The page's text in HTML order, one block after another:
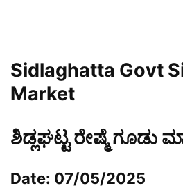
Sidlaghatta Govt
Market
ಶಿಡ್ಲಘಟ್ಟ ರೇಷ್ಮೆ ಗೂಡು
Date: 07/05/2025